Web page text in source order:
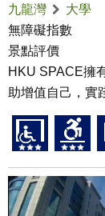
九龍灣
大學
無障礙指數
景點評價
HKU SPACE擁
助增值自己，實